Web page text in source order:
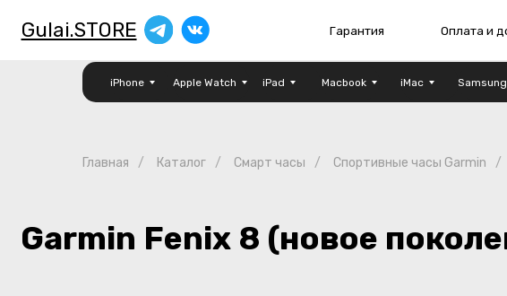
Гарантия Оплата и доставка
Gulai.STORE
iPhone Samsung
iMac
Macbook
iPad
Apple Watch
Главная / Каталог / Смарт часы / Спортивные часы Garmin /